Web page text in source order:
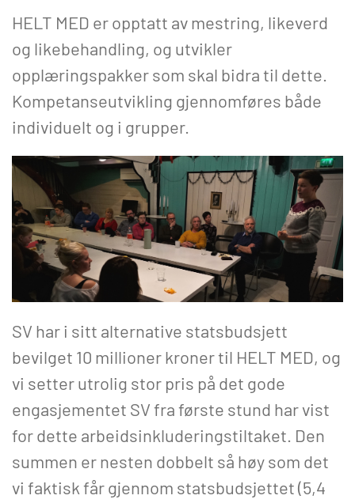
HELT MED er opptatt av mestring, likeverd
og likebehandling, og utvikler
opplæringspakker som skal bidra til dette.
Kompetanseutvikling gjennomføres både
individuelt og i grupper.
SV har i sitt alternative statsbudsjett
bevilget 10 millioner kroner til HELT MED, og
vi setter utrolig stor pris på det gode
engasjementet SV fra første stund har vist
for dette arbeidsinkluderingstiltaket. Den
summen er nesten dobbelt så høy som det
vi faktisk får gjennom statsbudsjettet (5,4